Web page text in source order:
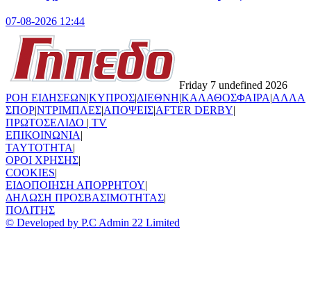
07-08-2026 12:44
Friday 7 undefined 2026
ΡΟΗ ΕΙΔΗΣΕΩΝ|ΚΥΠΡΟΣ|ΔΙΕΘΝΗ|ΚΑΛΑΘΟΣΦΑΙΡΑ|ΑΛΛΑ
ΣΠΟΡ|ΝΤΡΙΜΠΛΕΣ|ΑΠΟΨΕΙΣ|AFTER DERBY|
ΠΡΩΤΟΣΕΛΙΔΟ | TV
ΕΠΙΚΟΙΝΩΝΙΑ|
TAYTOTHTA|
ΟΡΟΙ ΧΡΗΣΗΣ|
COOKIES|
ΕΙΔΟΠΟΙΗΣΗ ΑΠΟΡΡΗΤΟΥ|
ΔΗΛΩΣΗ ΠΡΟΣΒΑΣΙΜΟΤΗΤΑΣ|
ΠΟΛΙΤΗΣ
© Developed by P.C Admin 22 Limited